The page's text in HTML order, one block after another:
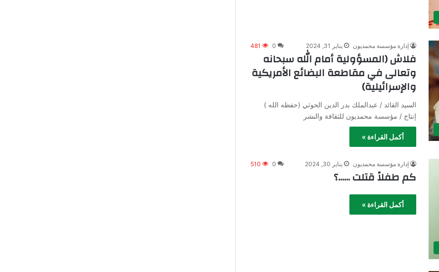
إدارة مؤسسة محمديون يناير 31, 2024 0
481
فلاش (المسؤولية أمام الله سبحانه
وتعالى في مقاطعة البضائع الأمريكية
والإسرائيلية)
السيد القائد / عبدالملك بدر الدين الحوثي (حفظه الله )
إنتاج / مؤسسة محمديون للثقافة والنشر
أكمل القراءة »
إدارة مؤسسة محمديون يناير 30, 2024 0
510
كم طفلاً قتلت ……؟
أكمل القراءة »